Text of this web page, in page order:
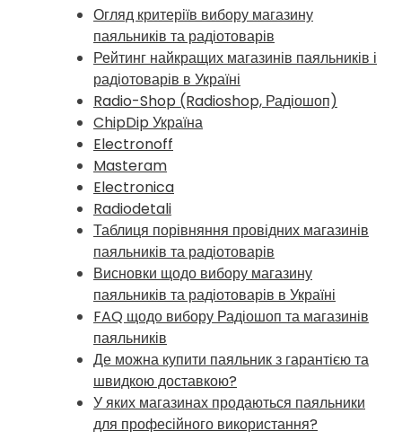
t
m
Огляд критеріїв вибору магазину
паяльників та радіотоварів
Рейтинг найкращих магазинів паяльників і
радіотоварів в Україні
Radio-Shop (Radioshop, Радіошоп)
ChipDip Україна
Electronoff
Masteram
Electronica
Radiodetali
Таблиця порівняння провідних магазинів
паяльників та радіотоварів
Висновки щодо вибору магазину
паяльників та радіотоварів в Україні
FAQ щодо вибору Радіошоп та магазинів
паяльників
Де можна купити паяльник з гарантією та
швидкою доставкою?
У яких магазинах продаються паяльники
для професійного використання?